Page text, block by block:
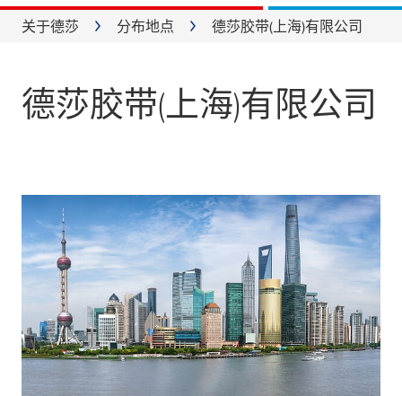
关于德莎 分布地点 德莎胶带(上海)有限公司
德莎胶带(上海)有限公司